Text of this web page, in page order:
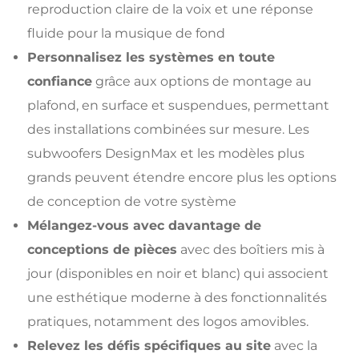
reproduction claire de la voix et une réponse
fluide pour la musique de fond
Personnalisez les systèmes en toute
confiance grâce aux options de montage au
plafond, en surface et suspendues, permettant
des installations combinées sur mesure. Les
subwoofers DesignMax et les modèles plus
grands peuvent étendre encore plus les options
de conception de votre système
Mélangez-vous avec davantage de
conceptions de pièces avec des boîtiers mis à
jour (disponibles en noir et blanc) qui associent
une esthétique moderne à des fonctionnalités
pratiques, notamment des logos amovibles.
Relevez les défis spécifiques au site avec la